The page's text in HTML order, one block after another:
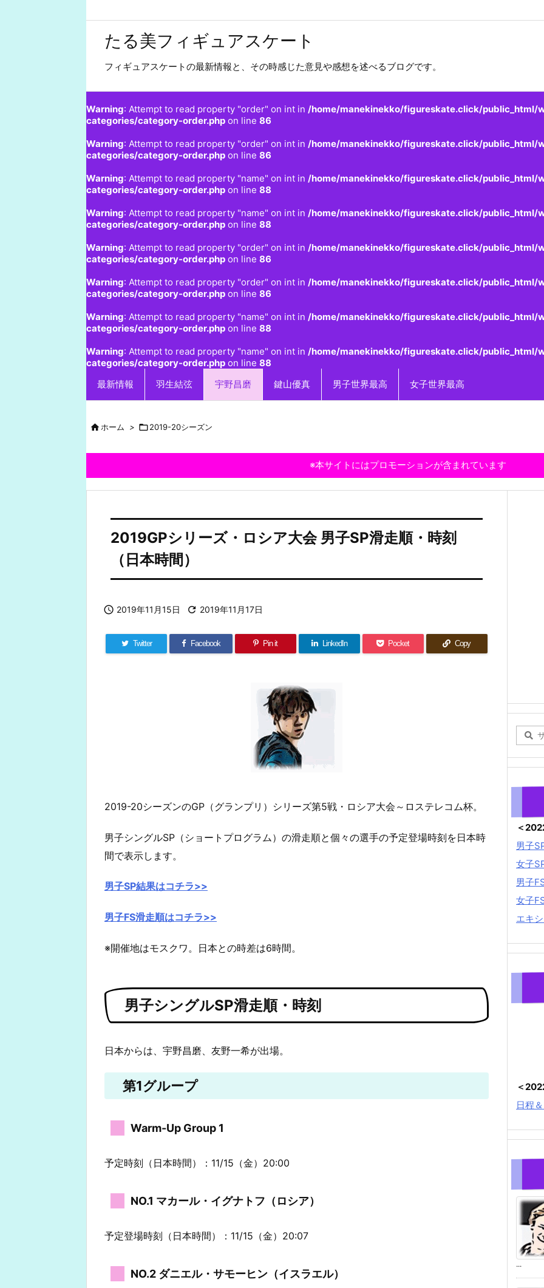
たる美フィギュアスケート
フィギュアスケートの最新情報と、その時感じた意見や感想を述べるブログです。
Warning: Attempt to read property "order" on int in /home/manekinekko/figureskate.click/public_html/
categories/category-order.php on line 86
Warning: Attempt to read property "order" on int in /home/manekinekko/figureskate.click/public_html/
categories/category-order.php on line 86
Warning: Attempt to read property "name" on int in /home/manekinekko/figureskate.click/public_html/
categories/category-order.php on line 88
Warning: Attempt to read property "name" on int in /home/manekinekko/figureskate.click/public_html/
categories/category-order.php on line 88
Warning: Attempt to read property "order" on int in /home/manekinekko/figureskate.click/public_html/
categories/category-order.php on line 86
Warning: Attempt to read property "order" on int in /home/manekinekko/figureskate.click/public_html/
categories/category-order.php on line 86
Warning: Attempt to read property "name" on int in /home/manekinekko/figureskate.click/public_html/
categories/category-order.php on line 88
Warning: Attempt to read property "name" on int in /home/manekinekko/figureskate.click/public_html/
categories/category-order.php on line 88
最新情報
羽生結弦 宇野昌磨 鍵山優真 男子世界最高 女子世界最高
ホーム > 2019-20シーズン
※本サイトにはプロモーションが含まれています
2019GPシリーズ・ロシア大会 男子SP滑走順・時刻
（日本時間）
 2019年11月15日  2019年11月17日
Twitter Facebook Pin it LinkedIn Pocket Copy
2019-20シーズンのGP（グランプリ）シリーズ第5戦・ロシア大会～ロステレコム杯。
男子シングルSP（ショートプログラム）の滑走順と個々の選手の予定登場時刻を日本時
間で表示します。
男子SP結果はコチラ>>
男子FS滑走順はコチラ>>
※開催地はモスクワ。日本との時差は6時間。
男子シングルSP滑走順・時刻
日本からは、宇野昌磨、友野一希が出場。
第1グループ
Warm-Up Group 1
予定時刻（日本時間）：11/15（金）20:00
NO.1 マカール・イグナトフ（ロシア）
予定登場時刻（日本時間）：11/15（金）20:07
NO.2 ダニエル・サモーヒン（イスラエル）
＜
男子
女子
男子
女子
エキ
＜
日程
...